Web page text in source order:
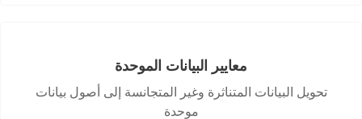
معايير البيانات الموحدة
تحويل البيانات المتناثرة وغير المتجانسة إلى أصول بيانات
موحدة